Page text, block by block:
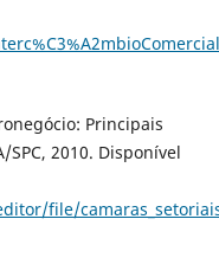
Principais
2010. Disponível
file/